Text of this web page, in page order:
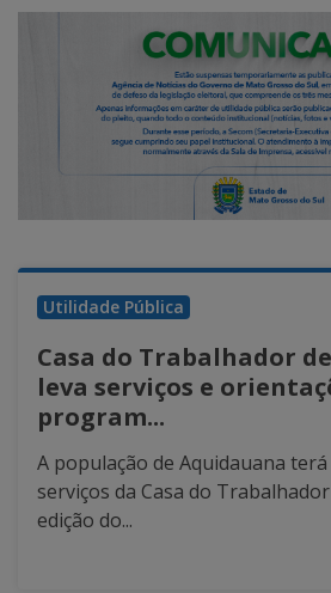
Utilidade Pública
Casa do Trabalhador
leva serviços e
program...
A população de Aquidauana terá
serviços da Casa do
edição do...